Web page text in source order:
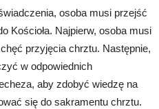
osoba musi przejść
Kościoła. Najpierw, osoba musi
przyjęcia chrztu. Następnie,
w odpowiednich
aby zdobyć wiedzę na
się do sakramentu chrztu.